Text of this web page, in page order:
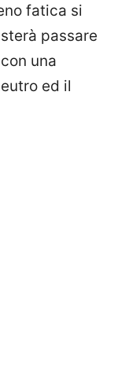
fatica si
passare
una
ed il